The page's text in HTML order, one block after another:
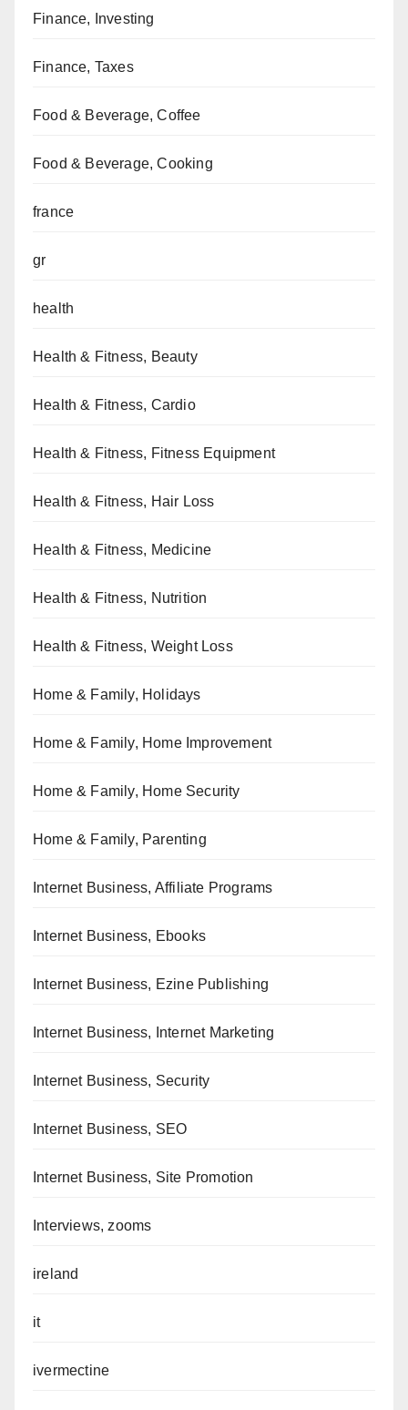
Finance, Investing
Finance, Taxes
Food & Beverage, Coffee
Food & Beverage, Cooking
france
gr
health
Health & Fitness, Beauty
Health & Fitness, Cardio
Health & Fitness, Fitness Equipment
Health & Fitness, Hair Loss
Health & Fitness, Medicine
Health & Fitness, Nutrition
Health & Fitness, Weight Loss
Home & Family, Holidays
Home & Family, Home Improvement
Home & Family, Home Security
Home & Family, Parenting
Internet Business, Affiliate Programs
Internet Business, Ebooks
Internet Business, Ezine Publishing
Internet Business, Internet Marketing
Internet Business, Security
Internet Business, SEO
Internet Business, Site Promotion
Interviews, zooms
ireland
it
ivermectine